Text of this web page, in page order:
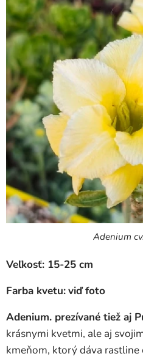
Adenium
Veľkosť: 15-25 cm
Farba kvetu:viď foto
Adenium. prezívané tiež aj
krásnymi kvetmi, ale aj
kmeňom, ktorý dáva